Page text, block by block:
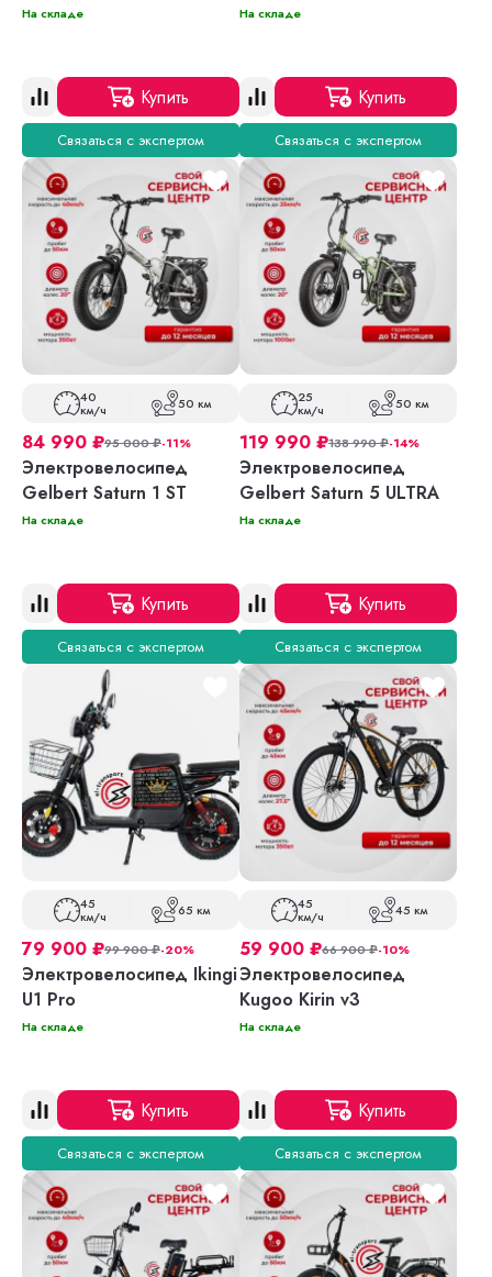
На складе
Купить
Связаться с экспертом
На складе
Купить
Связаться с экспертом
40
км/ч 50 км
84 990 ₽95 000₽-11%
Электровелосипед
Gelbert Saturn 1 ST
На складе
Купить
Связаться с экспертом
25
км/ч 50 км
119 990 ₽138 990₽-14%
Электровелосипед
Gelbert Saturn 5 ULTRA
На складе
Купить
Связаться с экспертом
45
км/ч 65 км
79 900 ₽99 900₽-20%
Электровелосипед Ikingi
U1 Pro
На складе
Купить
Связаться с экспертом
45
км/ч 45 км
59 900 ₽66 900₽-10%
Электровелосипед
Kugoo Kirin v3
На складе
Купить
Связаться с экспертом